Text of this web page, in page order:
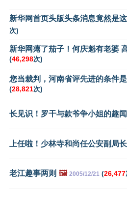
新华网首页头版头条消息竟然是
次)
新华网瘪了茄子！何庆魁有老婆
(46,298次)
您当裁判，河南省评先进的条件
(28,821次)
长见识！罗干与款爷争小姐的趣闻
上任啦！少林寺和尚任公安副局长
老江趣事两则 🖼️ 2005/12/21 (26,477